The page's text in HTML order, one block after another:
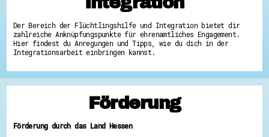
Hessen hilft Ukraine
Zeig uns dein Ehrenamt
Wettbewerb | Trikotwettbewerb
Wettbewerb | 80 Jahre Hessen - Engagement
8 Vereine x 80 Jahre x 1.000 €
SHARE IT: Teile deine Infos!
Gestalte dein Ehrenamt
Der Bereich der Flüchtlingshilfe und Integration bietet dir
zahlreiche Anknüpfungspunkte für ehrenamtliches Engagement.
Hier findest du Anregungen und Tipps, wie du dich in der
Integrationsarbeit einbringen kannst.
Förderung
Förderung durch das Land Hessen